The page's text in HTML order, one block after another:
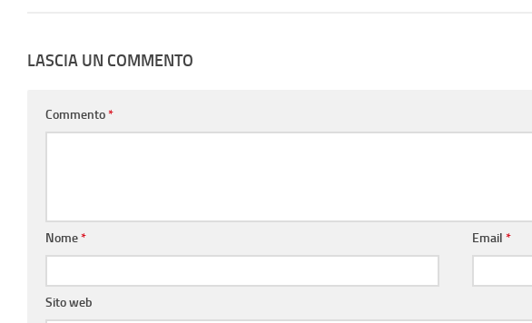
LASCIA UN COMMENTO
Commento*
Nome* Email*
Sito web